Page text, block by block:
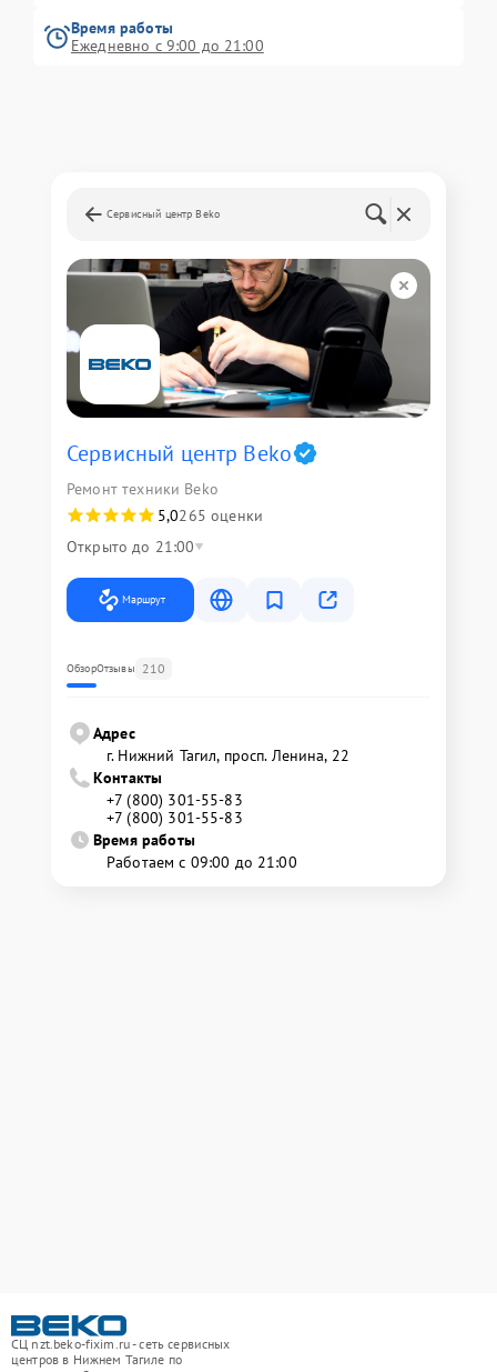
Время работы
Ежедневно с 9:00 до 21:00
Сервисный центр Beko
Сервисный центр Beko
Ремонт техники Beko
5,0265 оценки
Открыто до 21:00
Маршрут
ОбзорОтзывы 210
Адрес
г. Нижний Тагил, просп. Ленина, 22
Контакты
+7 (800) 301-55-83
+7 (800) 301-55-83
Время работы
Работаем с 09:00 до 21:00
СЦ nzt.beko-fixim.ru - сеть сервисных
центров в Нижнем Тагиле по